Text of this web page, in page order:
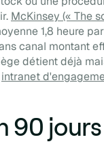
McKinsey (« The
1,8 heure
canal montant
détient déjà
intranet
90 jours